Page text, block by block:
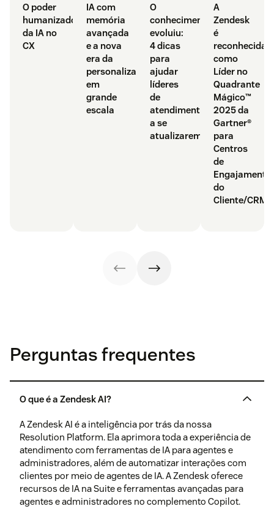
O poder
humanizador
da IA no
CX
IA com
memória
avançada
e a nova
era da
personalização
em
grande
escala
O
conhecimento
evoluiu:
4 dicas
para
ajudar
líderes
de
atendimento
a se
atualizarem
A
Zendesk
é
reconhecida
como
Líder no
Quadrante
Mágico™
2025 da
Gartner®
para
Centros
de
Engajamento
do
Cliente/CRM
Perguntas frequentes
O que é a Zendesk AI?
A Zendesk AI é a inteligência por trás da nossa
Resolution Platform. Ela aprimora toda a experiência de
atendimento com ferramentas de IA para agentes e
administradores, além de automatizar interações com
clientes por meio de agentes de IA. A Zendesk oferece
recursos de IA na Suite e ferramentas avançadas para
agentes e administradores no complemento Copilot.